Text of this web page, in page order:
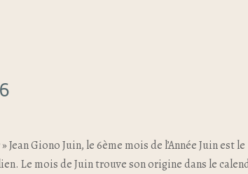
Giono Juin, le 6ème mois de l’Année Juin est le
Le mois de Juin trouve son origine dans le